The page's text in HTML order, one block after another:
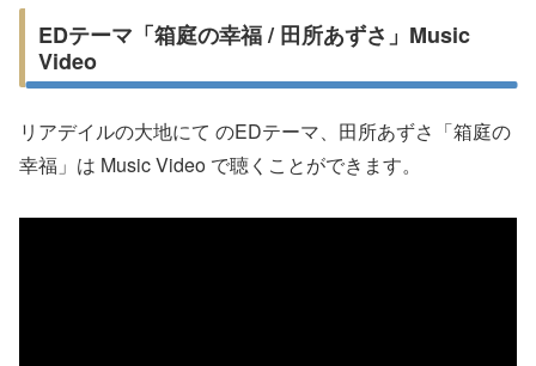
EDテーマ「箱庭の幸福 / 田所あずさ」Music
Video
リアデイルの大地にて のEDテーマ、田所あずさ「箱庭の
幸福」は Music Video で聴くことができます。